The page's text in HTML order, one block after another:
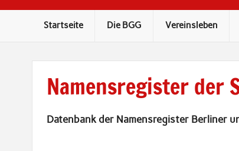
Startseite Die BGG Vereinsleben
Namensregister der
Datenbank der Namensregister Berliner